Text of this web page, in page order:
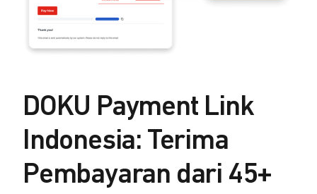
DOKU Payment Link
Indonesia: Terima
Pembayaran dari 45+